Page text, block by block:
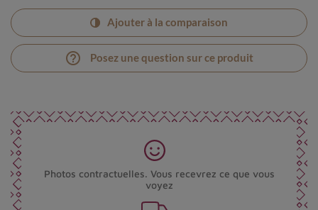
Ajouter à la comparaison
help_outline Posez une question sur ce produit
Photos contractuelles. Vous recevrez ce que vous
voyez